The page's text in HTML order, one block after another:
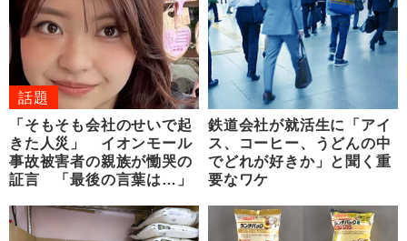
話題
「そもそも会社のせいで起
きた人災」 イオンモール
事故被害者の親族が慟哭の
証言 「最後の言葉は…」
鉄道会社が就活生に「アイ
ス、コーヒー、うどんの中
でどれが好きか」と聞く重
要なワケ